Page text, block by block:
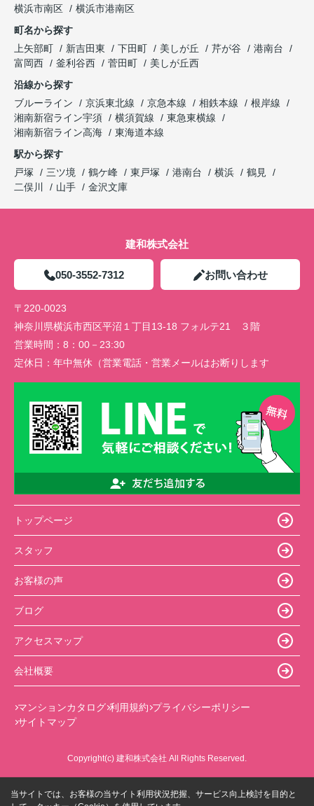
横浜市南区
横浜市港南区
町名から探す
上矢部町
新吉田東 下田町 美しが丘 芹が谷
港南台
富岡西
釜利谷西 菅田町
美しが丘西
沿線から探す
ブルーライン
京浜東北線 京急本線 相鉄本線
根岸線
湘南新宿ライン宇須
横須賀線
東急東横線
湘南新宿ライン高海
東海道本線
駅から探す
戸塚
三ツ境 鶴ケ峰 東戸塚 港南台 横浜
鶴見
二俣川
山手 金沢文庫
建和株式会社
050-3552-7312 お問い合わせ
〒220-0023
神奈川県横浜市西区平沼１丁目13-18 フォルテ21 ３階
営業時間： 8：00－23:30
定休日： 年中無休（営業電話・営業メールはお断りします
トップページ
スタッフ
お客様の声
ブログ
アクセスマップ
会社概要
マンションカタログ 利用規約 プライバシーポリシー
サイトマップ
Copyright(c) 建和株式会社 All Rights Reserved.
当サイトでは、お客様の当サイト利用状況把握、サービス向上検討を目的と